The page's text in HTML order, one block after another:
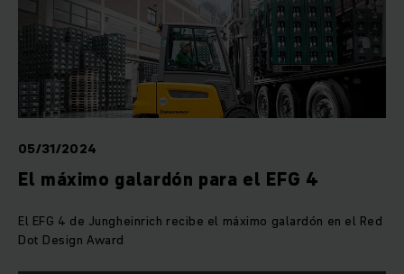
05/31/2024
El máximo galardón para el EFG 4
El EFG 4 de Jungheinrich recibe el máximo galardón en el Red
Dot Design Award